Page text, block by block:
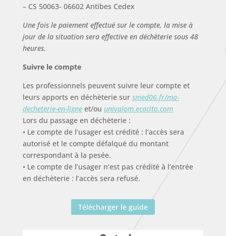
– CS 50063- 06602 Antibes Cedex
Une fois le paiement effectué sur le compte, la mise à
jour de la situation sera effective en déchèterie sous 48
heures.
Suivre le compte
Les professionnels peuvent suivre leur compte et
leurs apports en déchèterie sur smed06.fr/ma-
decheterie-en-ligneet/ou univalom.ecocito.com
Lors du passage en déchèterie :
• Le compte de l’usager est crédité : l’accès sera
autorisé et le compte défalqué du montant
correspondant à la pesée.
• Le compte de l’usager n’est pas crédité à l’entrée
en déchèterie : l’accès sera refusé.
Télécharger le guide